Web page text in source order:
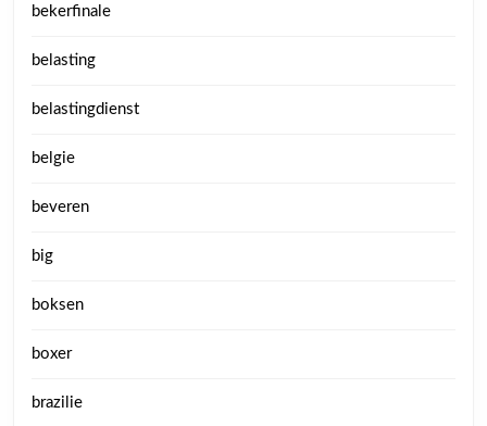
bekerfinale
belasting
belastingdienst
belgie
beveren
big
boksen
boxer
brazilie